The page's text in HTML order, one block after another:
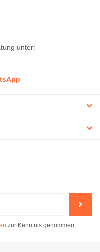
unter:
zur Kenntnis genommen.